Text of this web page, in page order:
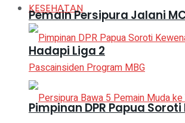
KESEHATAN
Pimpinan DPR Papua
Pemain Persipura Jalani
Hadapi Liga 2